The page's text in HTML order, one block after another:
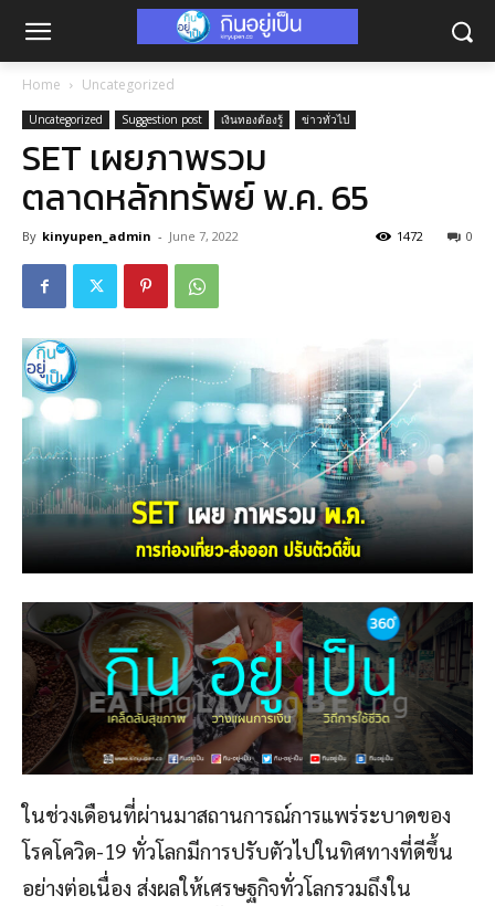
Home Uncategorized
Uncategorized Suggestion post เงินทองต้องรู้ ข่าวทั่วไป
SET เผยภาพรวม
ตลาดหลักทรัพย์ พ.ค. 65
By kinyupen_admin - June 7, 2022 0
1472
ในช่วงเดือนที่ผ่านมาสถานการณ์การแพร่ระบาดของ
โรคโควิด-19 ทั่วโลกมีการปรับตัวไปในทิศทางที่ดีขึ้น
อย่างต่อเนื่อง ส่งผลให้เศรษฐกิจทั่วโลกรวมถึงใน